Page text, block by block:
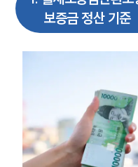
보증금 정산 기준